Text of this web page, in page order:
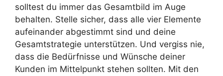
solltest du immer das Gesamtbild im Auge
behalten. Stelle sicher, dass alle vier Elemente
aufeinander abgestimmt sind und deine
Gesamtstrategie unterstützen. Und vergiss nie,
dass die Bedürfnisse und Wünsche deiner
Kunden im Mittelpunkt stehen sollten. Mit den